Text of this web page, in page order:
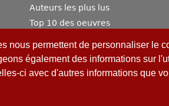
permettent de personnaliser le
également des informations sur
ci avec d'autres informations que
Auteurs les plus lus
Top 10 des oeuvres